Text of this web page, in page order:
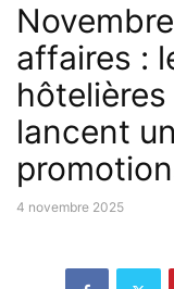
affaires :
lancent
4 novembre 2025